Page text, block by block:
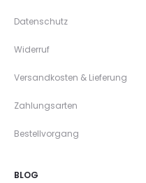
Datenschutz
Widerruf
Versandkosten & Lieferung
Zahlungsarten
Bestellvorgang
BLOG